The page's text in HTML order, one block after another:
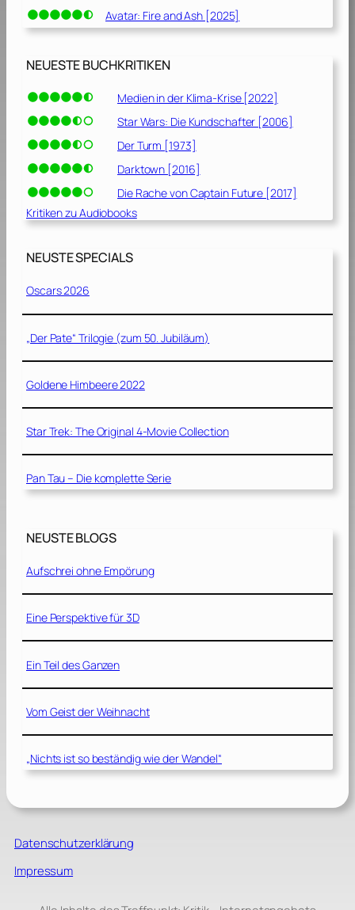
Avatar: Fire and Ash [2025]
NEUESTE BUCHKRITIKEN
Medien in der Klima-Krise [2022]
Star Wars: Die Kundschafter [2006]
Der Turm [1973]
Darktown [2016]
Die Rache von Captain Future [2017]
Kritiken zu Audiobooks
NEUSTE SPECIALS
Oscars 2026
„Der Pate“ Trilogie (zum 50. Jubiläum)
Goldene Himbeere 2022
Star Trek: The Original 4-Movie Collection
Pan Tau – Die komplette Serie
NEUSTE BLOGS
Aufschrei ohne Empörung
Eine Perspektive für 3D
Ein Teil des Ganzen
Vom Geist der Weihnacht
„Nichts ist so beständig wie der Wandel“
Datenschutzerklärung
Impressum